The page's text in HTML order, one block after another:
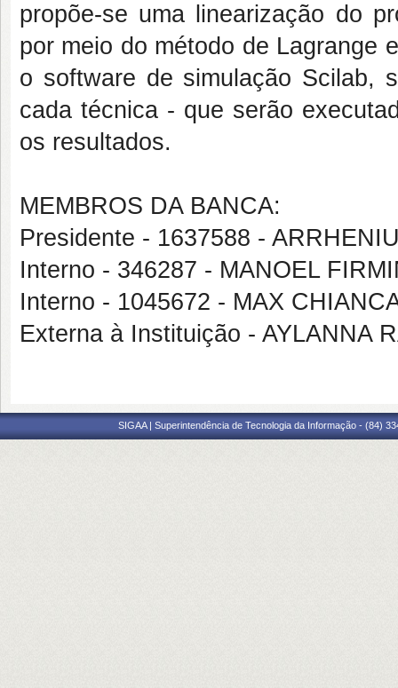
propõe-se uma linearização do
por meio do método de Lagrange
o software de simulação Scilab,
cada técnica - que serão
os resultados.
MEMBROS DA BANCA:
Presidente - 1637588 -
Interno - 346287 - MANOEL
Interno - 1045672 - MAX
Externa à Instituição - AYLANNA
SIGAA | Superintendência de Tecnologia da Informação - (84)